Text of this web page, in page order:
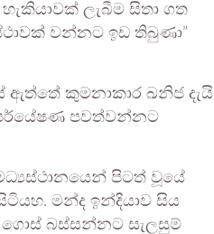
ලැබීම සිතා ගත
වන්නට ඉඩ තිබුණා”
ඇත්තේ කුමනාකාර ඛනිජ දැයි
පවත්වන්නට
පිටත් වූයේ
මන්ද ඉන්දියාව සිය
ගොස් බස්සන්නට සැලසුම්